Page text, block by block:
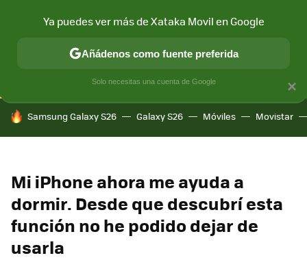
CONECTIVIDAD MÓVIL Y SOCIEDAD APLICACIONES
HOY SE HABLA DE
Samsung Galaxy S26 Galaxy S26 Móviles Movistar
Mi iPhone ahora me ayuda a
dormir. Desde que descubrí esta
función no he podido dejar de
usarla
×
Ya puedes ver más de Xataka Movil en Google
Añádenos como fuente preferida
Solo necesitas una cuenta de Google